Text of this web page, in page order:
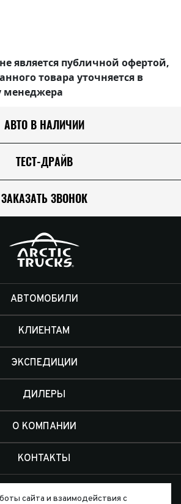
является публичной офертой,
товара уточняется в
менеджера
АВТО В НАЛИЧИИ
ТЕСТ-ДРАЙВ
ЗАКАЗАТЬ ЗВОНОК
АВТОМОБИЛИ
КЛИЕНТАМ
ЭКСПЕДИЦИИ
ДИЛЕРЫ
О КОМПАНИИ
КОНТАКТЫ
сайта и взаимодействия с